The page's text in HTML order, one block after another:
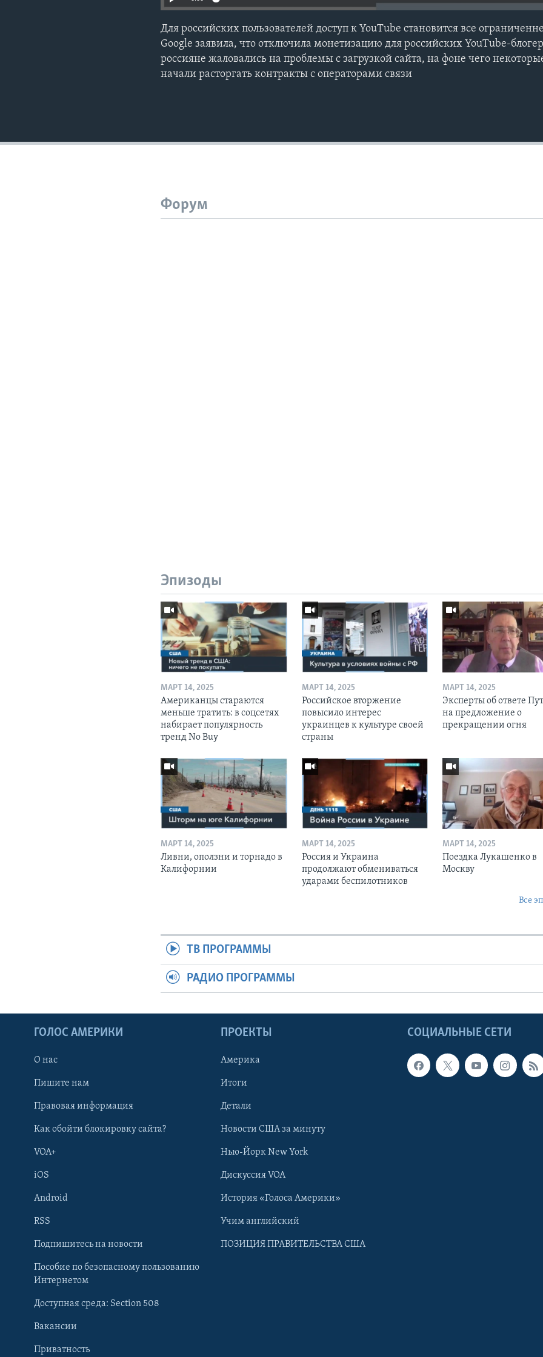
Learning English
Для российских пользователей доступ к YouTube становится все
Google заявила, что отключила монетизацию для российских YouTube-
россияне жаловались на проблемы с загрузкой сайта, на фоне чего
начали расторгать контракты с операторами связи
Форум
Эпизоды
МАРТ 14, 2025
Американцы стараются
меньше тратить: в соцсетях
набирает популярность
тренд No Buy
МАРТ 14, 2025
Российское вторжение
повысило интерес
украинцев к культуре своей
страны
МАРТ 14, 2025
Эксперты об ответе
на предложение о
прекращении огня
МАРТ 14, 2025
Ливни, оползни и торнадо в
Калифорнии
МАРТ 14, 2025
Россия и Украина
продолжают обмениваться
ударами беспилотников
МАРТ 14, 2025
Поездка Лукашенко в
Москву
Все
ТВ ПРОГРАММЫ
РАДИО ПРОГРАММЫ
СОЦИАЛЬНЫЕ СЕТИ
ГОЛОС АМЕРИКИ
О нас
Пишите нам
Правовая информация
Как обойти блокировку сайта?
VOA+
iOS
Android
RSS
Подпишитесь на новости
Пособие по безопасному пользованию
Интернетом
Доступная среда: Section 508
Вакансии
Приватность
ПРОЕКТЫ
Америка
Итоги
Детали
Новости США за минуту
Нью-Йорк New York
Дискуссия VOA
История «Голоса Америки»
Учим английский
ПОЗИЦИЯ ПРАВИТЕЛЬСТВА США